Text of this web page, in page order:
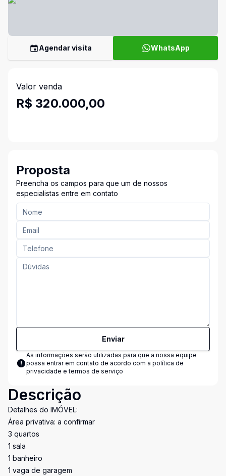
Agendar visita WhatsApp
Valor venda
R$ 320.000,00
Proposta
Preencha os campos para que um de nossos
especialistas entre em contato
Enviar
As informações serão utilizadas para que a nossa equipe
possa entrar em contato de acordo com a política de
privacidade e termos de serviço
Descrição
Detalhes do IMÓVEL:
Área privativa: a confirmar
3 quartos
1 sala
1 banheiro
1 vaga de garagem